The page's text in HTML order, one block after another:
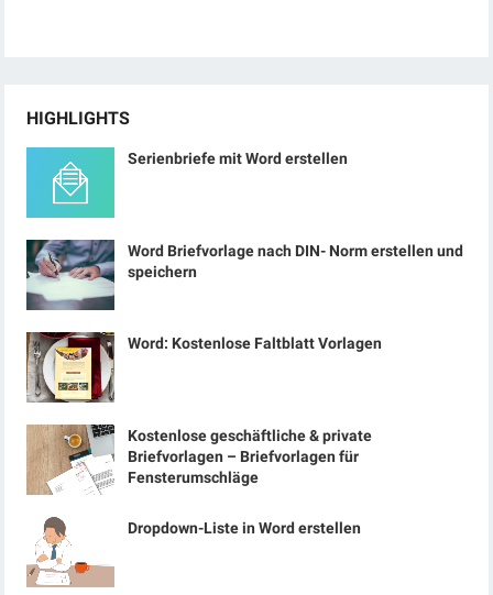
HIGHLIGHTS
Serienbriefe mit Word erstellen
Word Briefvorlage nach DIN- Norm erstellen und
speichern
Word: Kostenlose Faltblatt Vorlagen
Kostenlose geschäftliche & private
Briefvorlagen – Briefvorlagen für
Fensterumschläge
Dropdown-Liste in Word erstellen